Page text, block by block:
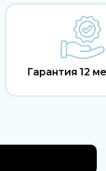
Гарантия 12